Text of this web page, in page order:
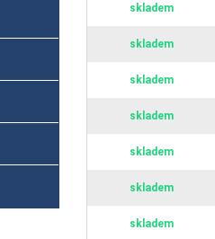
skladem
skladem
skladem
skladem
skladem
skladem
skladem